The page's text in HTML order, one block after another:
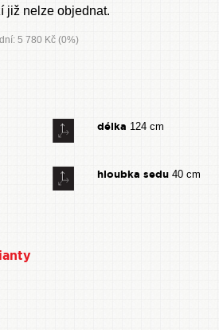
již nelze objednat.
5 780 Kč (0%)
délka 124 cm
hloubka sedu 40 cm